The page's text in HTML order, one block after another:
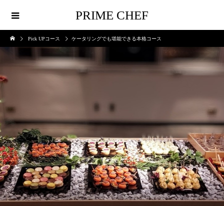
PRIME CHEF
Pick UPコース ケータリングでも堪能できる本格コース